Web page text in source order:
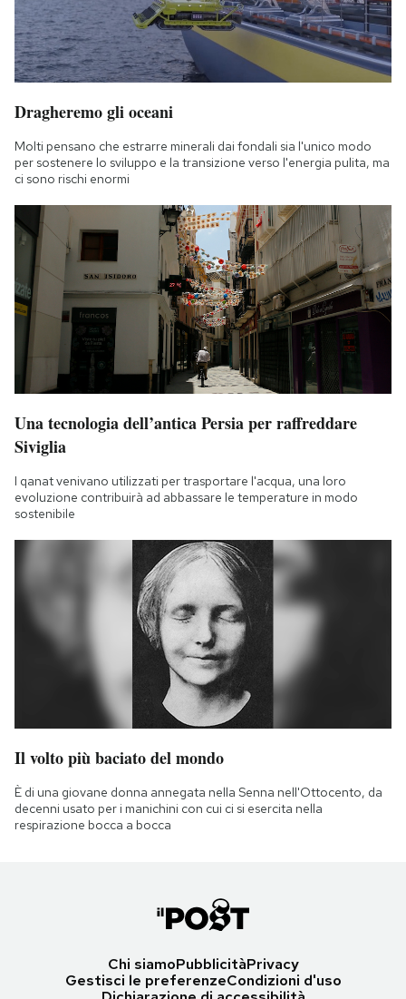
Dragheremo gli oceani
Molti pensano che estrarre minerali dai fondali sia l'unico modo
per sostenere lo sviluppo e la transizione verso l'energia pulita, ma
ci sono rischi enormi
Una tecnologia dell’antica Persia per raffreddare
Siviglia
I qanat venivano utilizzati per trasportare l'acqua, una loro
evoluzione contribuirà ad abbassare le temperature in modo
sostenibile
Il volto più baciato del mondo
È di una giovane donna annegata nella Senna nell'Ottocento, da
decenni usato per i manichini con cui ci si esercita nella
respirazione bocca a bocca
Chi siamoPubblicitàPrivacy
Gestisci le preferenzeCondizioni d'uso